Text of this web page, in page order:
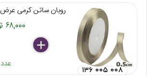
روبان ساتن کرمی عرض 5 میلیمتر
۶۸,۰۰۰ تومان
delete
remove
add
عدد
۱۳۶ ۰۰۵ ۰۰۸